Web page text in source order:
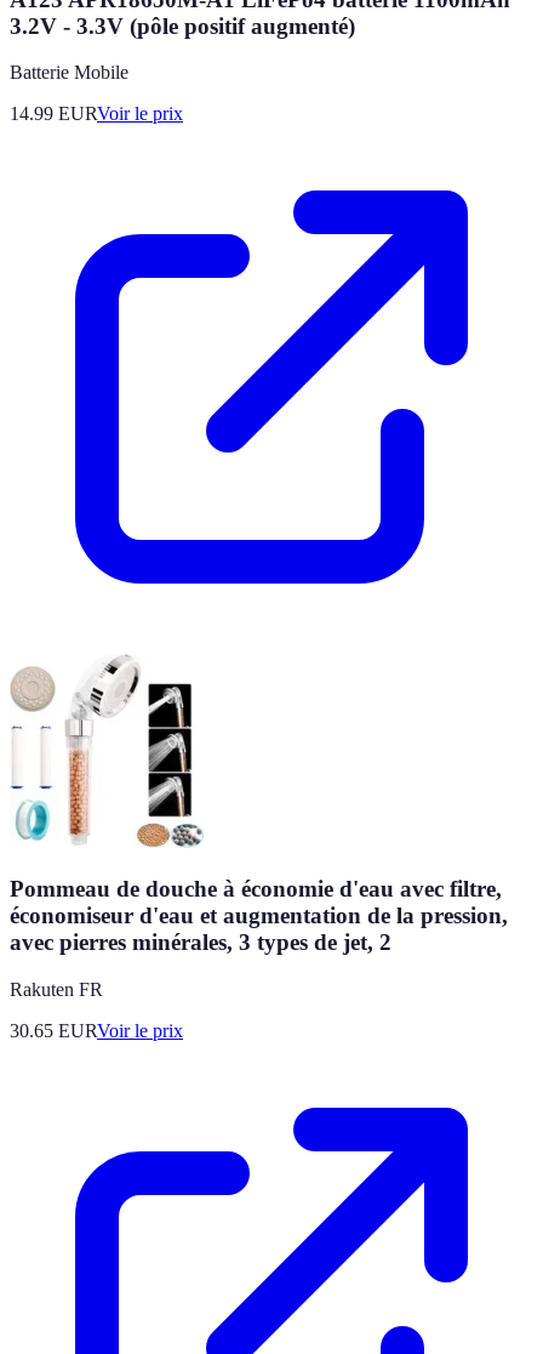
3.2V - 3.3V (pôle positif augmenté)
Batterie Mobile
14.99 EURVoir le prix
Pommeau de douche à économie d'eau avec filtre,
économiseur d'eau et augmentation de la pression,
avec pierres minérales, 3 types de jet, 2
Rakuten FR
30.65 EURVoir le prix